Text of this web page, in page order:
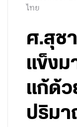
ไทย
ศ.สุช
แข็งม
แก้ด้ว
ปริมา